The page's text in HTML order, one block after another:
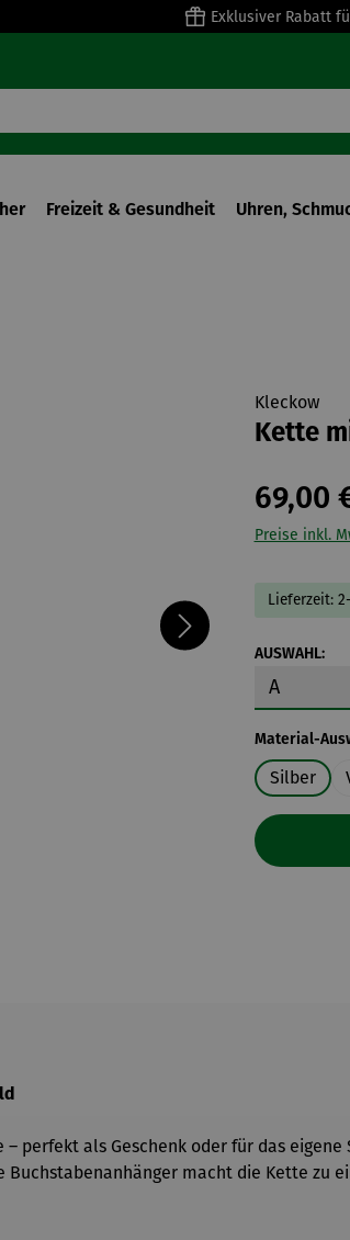
Exklusiver Rabatt
Freizeit & Gesundheit Uhren,
Kleckow
Kette
69,00
Preise inkl.
Lieferzeit:
AUSWAHL:
Material-
Silber
perfekt als Geschenk oder für das
macht die Kette zu